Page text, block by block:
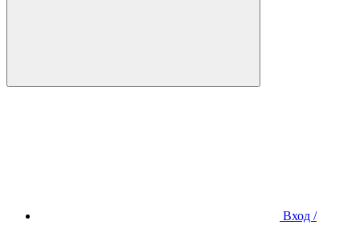
Вход /